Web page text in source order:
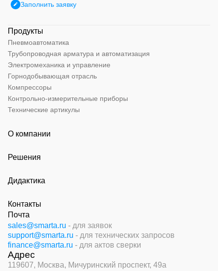
Заполнить заявку
Продукты
Пневмоавтоматика
Трубопроводная арматура и автоматизация
Электромеханика и управление
Горнодобывающая отрасль
Компрессоры
Контрольно-измерительные приборы
Технические артикулы
О компании
Решения
Дидактика
Контакты
Почта
sales@smarta.ru - для заявок
support@smarta.ru - для технических запросов
finance@smarta.ru - для актов сверки
Адрес
119607, Москва, Мичуринский проспект, 49а